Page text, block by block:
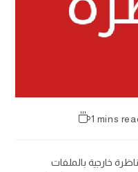
1 mins
خارجية بالملفات